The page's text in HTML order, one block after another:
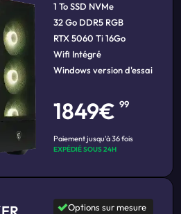
1 To SSD NVMe
32 Go DDR5 RGB
RTX 5060 Ti 16Go
Wifi Intégré
Windows version d'essai
1849€99
Paiement jusqu'à 36 fois
EXPÉDIÉ SOUS 24H
Options sur mesure